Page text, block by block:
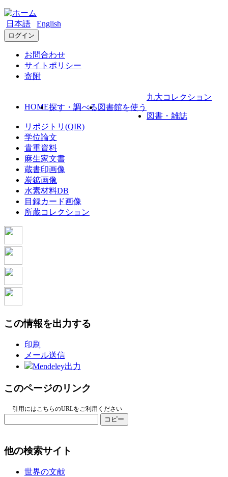
日本語 English
ログイン
お問合わせ
サイトポリシー
寄附
HOME探す・調べる 図書館を使う
九大コレクション
図書・雑誌
リポジトリ(QIR)
学位論文
貴重資料
麻生家文書
蔵書印画像
炭鉱画像
水素材料DB
目録カード画像
所蔵コレクション
この情報を出力する
印刷
メール送信
Mendeley出力
このページのリンク
引用にはこちらのURLをご利用ください
コピー
他の検索サイト
世界の文献